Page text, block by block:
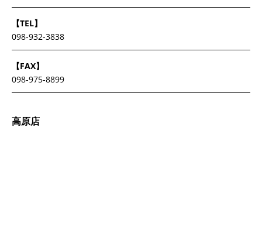
【TEL】
098-932-3838
【FAX】
098-975-8899
高原店